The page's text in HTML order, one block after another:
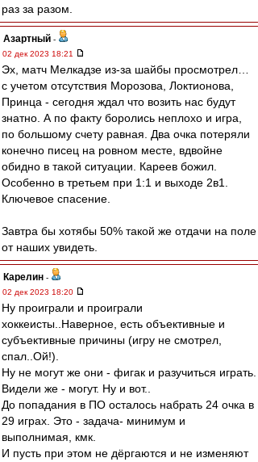
раз за разом.
Азартный -
02 дек 2023 18:21
Эх, матч Мелкадзе из-за шайбы просмотрел…
с учетом отсутствия Морозова, Локтионова,
Принца - сегодня ждал что возить нас будут
знатно. А по факту боролись неплохо и игра,
по большому счету равная. Два очка потеряли
конечно писец на ровном месте, вдвойне
обидно в такой ситуации. Кареев божил.
Особенно в третьем при 1:1 и выходе 2в1.
Ключевое спасение.
Завтра бы хотябы 50% такой же отдачи на поле
от наших увидеть.
Карелин -
02 дек 2023 18:20
Ну проиграли и проиграли
хоккеисты..Наверное, есть объективные и
субъективные причины (игру не смотрел,
спал..Ой!).
Ну не могут же они - фигак и разучиться играть.
Видели же - могут. Ну и вот..
До попадания в ПО осталось набрать 24 очка в
29 играх. Это - задача- минимум и
выполнимая, кмк.
И пусть при этом не дёргаются и не изменяют